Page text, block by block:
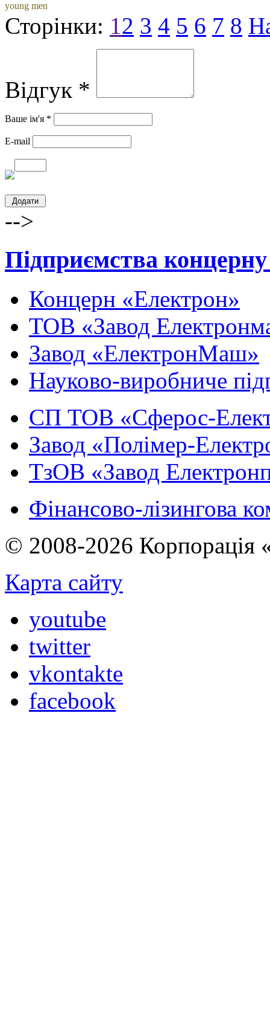
young men
Сторінки: 1 2 3 4 5 6 7 8
Відгук *
Ваше ім'я *
E-mail
-->
Підприємства
Концерн «Електрон»
ТОВ «Завод
Завод «ЕлектронМаш»
Науково-виробниче
СП ТОВ «Сферос-
Завод «Полімер-
ТзОВ «Завод
Фінансово-лізингова
© 2008-2026 Корпорація
Карта сайту
youtube
twitter
vkontakte
facebook